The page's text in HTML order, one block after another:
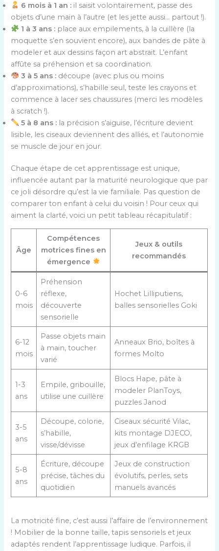
6 mois à 1 an : il saisit volontairement, passe des
objets d’une main à l’autre (et les jette aussi… partout !).
1 à 3 ans : place aux empilements, à la cuillère (la
moquette s’en souvient encore), aux bandes de pâte à
modeler et aux dessins façon art abstrait. L’enfant
affûte sa préhension et sa coordination.
3 à 5 ans : découpe (avec plus ou moins
d’approximations), s’habille seul, teste les crayons et
commence à lacer ses chaussures (merci les modèles
à scratch !).
5 à 8 ans : la précision s’aiguise, l’écriture devient
lisible, les ciseaux deviennent des alliés, et l’autonomie
se muscle de jour en jour.
Chaque étape de cet apprentissage est unique,
influencée autant par la maturité neurologique que par
ce joli désordre qu’est la vie familiale. Pas question de
comparer ton enfant à celui du voisin ! Pour ceux qui
aiment la clarté, voici un petit tableau récapitulatif :
Âge
Compétences
motrices fines en
émergence
Jeux & outils
recommandés
0-6
mois
Préhension
réflexe,
découverte
sensorielle
Hochet Lilliputiens,
balles sensorielles Goki
6-12
mois
Passe objets main
à main, toucher
varié
Anneaux Brio, boîtes à
formes Molto
1-3
ans
Empile, gribouille,
utilise une cuillère
Blocs Hape, pâte à
modeler PlanToys,
puzzles Janod
3-5
ans
Découpe, colorie,
s’habille,
visse/dévisse
Ciseaux sécurité Vilac,
kits montage DJECO,
jeux d’enfilage KRGB
5-8
ans
Écriture, découpe
précise, tâches du
quotidien
Jeux de construction
évolutifs, perles, sets
manuels avancés
La motricité fine, c’est aussi l’affaire de l’environnement
! Mobilier de la bonne taille, tapis sensoriels et jeux
adaptés rendent l’apprentissage ludique. Parfois, il